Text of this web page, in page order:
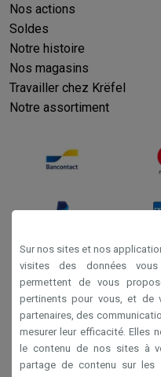
Nos actions
Soldes
Notre histoire
Nos magasins
Travailler chez Krëfel
Notre assortiment
Conditions
Sur nos sites et nos
visites des données
permettent de vous
pertinents pour vous, et de
partenaires, des
mesurer leur efficacité. Elles
le contenu de nos sites à
partage de contenu sur les